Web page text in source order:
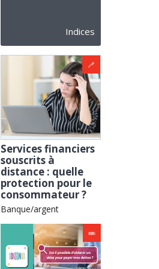
Indices
Services financiers
souscrits à
distance : quelle
protection pour le
consommateur ?
Banque/argent